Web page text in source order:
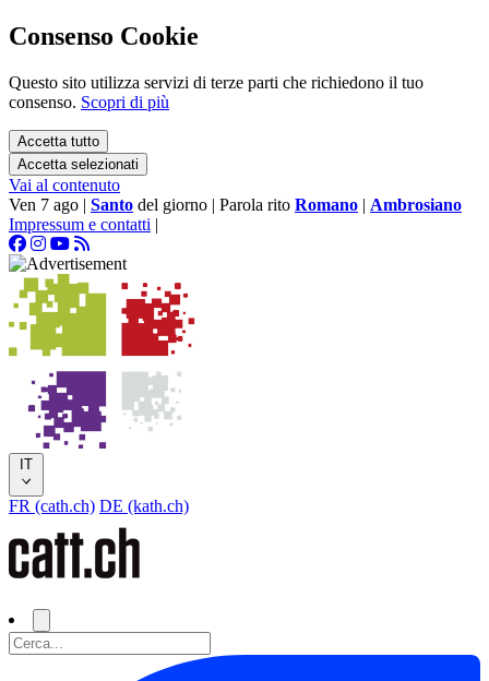
Consenso Cookie
Questo sito utilizza servizi di terze parti che richiedono il tuo
consenso. Scopri di più
Accetta tutto
Accetta selezionati
Vai al contenuto
Ven 7 ago | Santo del giorno | Parola rito Romano | Ambrosiano
Impressum e contatti |
IT
FR (cath.ch) DE (kath.ch)